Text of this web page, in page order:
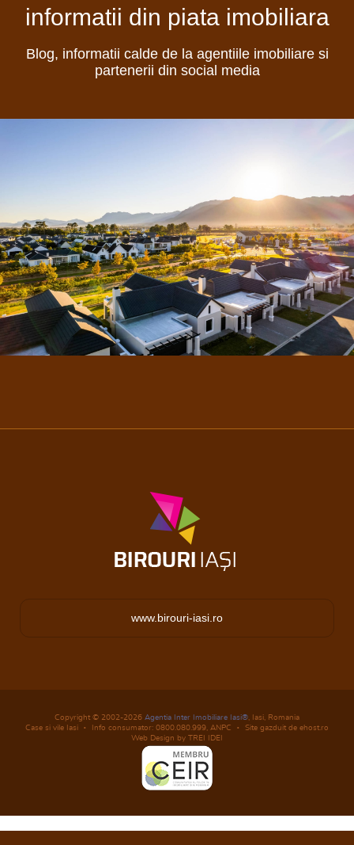
informatii din piata imobiliara
Blog, informatii calde de la agentiile imobiliare si
partenerii din social media
www.birouri-iasi.ro
Copyright © 2002-2026 Agentia Inter Imobiliare Iasi® , Iasi, Romania
Case si vile Iasi
Info consumator: 0800.080.999, ANPC
Site gazduit de ehost.ro
Web Design by TREI IDEI